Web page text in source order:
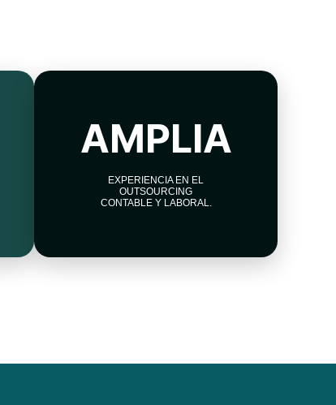
AMPLIA
EXPERIENCIA EN EL
OUTSOURCING
CONTABLE Y LABORAL.